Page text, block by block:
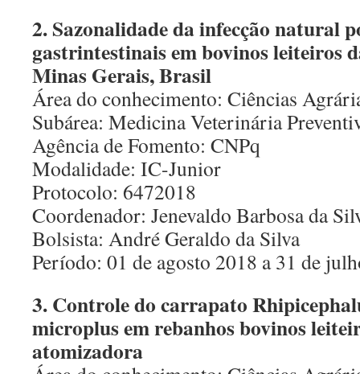
2. Sazonalidade da infecção natural
gastrintestinais em bovinos leiteiros
Minas Gerais, Brasil
Área do conhecimento: Ciências
Subárea: Medicina Veterinária
Agência de Fomento: CNPq
Modalidade: IC-Junior
Protocolo: 6472018
Coordenador: Jenevaldo Barbosa da
Bolsista: André Geraldo da Silva
Período: 01 de agosto 2018 a 31 de
3. Controle do carrapato
microplus em rebanhos bovinos
atomizadora